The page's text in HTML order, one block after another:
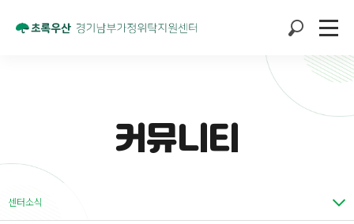
커뮤니티
센터소식